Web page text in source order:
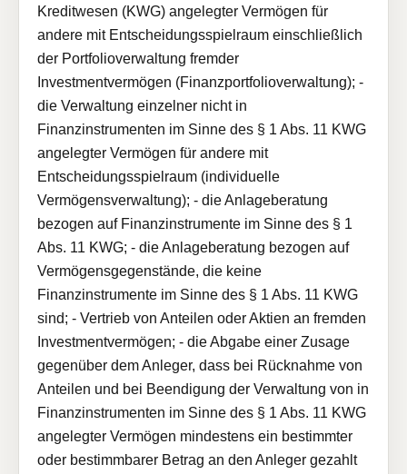
Kreditwesen (KWG) angelegter Vermögen für
andere mit Entscheidungsspielraum einschließlich
der Portfolioverwaltung fremder
Investmentvermögen (Finanzportfolioverwaltung); -
die Verwaltung einzelner nicht in
Finanzinstrumenten im Sinne des § 1 Abs. 11 KWG
angelegter Vermögen für andere mit
Entscheidungsspielraum (individuelle
Vermögensverwaltung); - die Anlageberatung
bezogen auf Finanzinstrumente im Sinne des § 1
Abs. 11 KWG; - die Anlageberatung bezogen auf
Vermögensgegenstände, die keine
Finanzinstrumente im Sinne des § 1 Abs. 11 KWG
sind; - Vertrieb von Anteilen oder Aktien an fremden
Investmentvermögen; - die Abgabe einer Zusage
gegenüber dem Anleger, dass bei Rücknahme von
Anteilen und bei Beendigung der Verwaltung von in
Finanzinstrumenten im Sinne des § 1 Abs. 11 KWG
angelegter Vermögen mindestens ein bestimmter
oder bestimmbarer Betrag an den Anleger gezahlt